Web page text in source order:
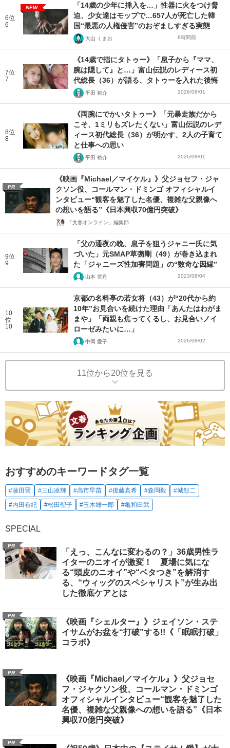
6位
6
NEW
「14歳の少年に挿入を…」性器に火をつけ脅
迫、少女達はモップで…657人が死亡した韓
国“最悪の人権侵害”のおぞましすぎる実態
大山 くまお 8時間前
7位
7
《14歳で指にタトゥー》「息子から『ママ、
腕は隠して』と…」富山伝説のレディース初
代総長（36）が語る、タトゥーを入れた後悔
平田 裕介 2026/08/01
8位
8
《両腕にでかいタトゥー》「元暴走族だから
こそ、1ミリもズレたくない」富山伝説のレデ
ィース初代総長（36）が明かす、2人の子育て
と仕事への思い
平田 裕介 2026/08/01
PR
《映画『Michael／マイケル』》父ジョセフ・ジャ
クソン役、コールマン・ドミンゴ オフィシャルイ
ンタビュー“観客を魅了した名優、複雑な父親像へ
の想いを語る”《日本興収70億円突破》
「文春オンライン」編集部
9位
9
「父の通夜の晩、息子を狙うジャニー氏に気
づいた」元SMAP草彅剛（49）が巻き込まれ
た「ジャニーズ性加害問題」の“数奇な因縁”
山本 雲丹 2023/08/04
10
位
10
京都の名料亭の若女将（43）が“20代から約
10年”お見合いを続けた理由「あんたはわがま
まや」「両親も焦ってくるし、お見合いノイ
ローゼみたいに…」
中岡 愛子 2026/08/02
11位から20位を見る
おすすめのキーワードタグ一覧
#藤田晋 #三山凌輝 #高市早苗 #後藤真希 #森岡毅
#城彰二
#内田有紀
#松田聖子 #玉木雄一郎 #亀和田武
SPECIAL
PR
「えっ、こんなに変わるの？」36歳男性ラ
イターのニオイが激変！ 夏場に気にな
る“頭皮のニオイ”や“ベタつき”を解消す
る、“ウィッグのスペシャリスト”が生み出
した徹底ケアとは
PR
《映画『シェルター』》ジェイソン・ステ
イサムがお盆を“打破”する!!《「眠眠打破」
コラボ》
PR
《映画『Michael／マイケル』》父ジョセ
フ・ジャクソン役、コールマン・ドミンゴ
オフィシャルインタビュー“観客を魅了した
名優、複雑な父親像への想いを語る”《日本
興収70億円突破》
PR